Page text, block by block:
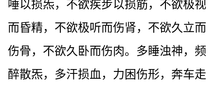
唾以损炁，不欲疾步以损筋，不欲极视
而昏精，不欲极听而伤肾，不欲久立而
伤骨，不欲久卧而伤肉。多睡浊神，频
醉散炁，多汗损血，力困伤形，奔车走